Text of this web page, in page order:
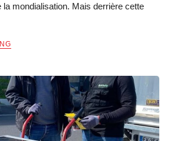
mondialisation. Mais derrière cette